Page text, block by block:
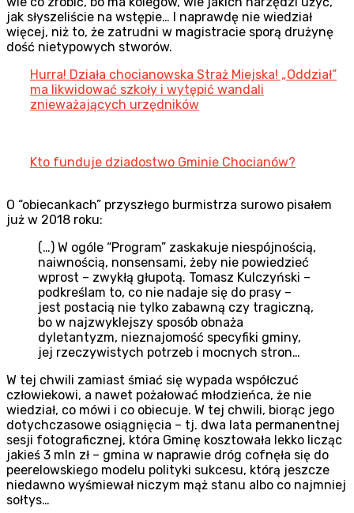
jak słyszeliście na wstępie… I naprawdę nie wiedział
więcej, niż to, że zatrudni w magistracie sporą drużynę
dość nietypowych stworów.
Hurra! Działa chocianowska Straż Miejska! „Oddział”
ma likwidować szkoły i wytępić wandali
znieważających urzędników
Kto funduje dziadostwo Gminie Chocianów?
O “obiecankach” przyszłego burmistrza surowo pisałem
już w 2018 roku:
(…) W ogóle “Program” zaskakuje niespójnością,
naiwnością, nonsensami, żeby nie powiedzieć
wprost – zwykłą głupotą. Tomasz Kulczyński –
podkreślam to, co nie nadaje się do prasy –
jest postacią nie tylko zabawną czy tragiczną,
bo w najzwyklejszy sposób obnaża
dyletantyzm, nieznajomość specyfiki gminy,
jej rzeczywistych potrzeb i mocnych stron…
W tej chwili zamiast śmiać się wypada współczuć
człowiekowi, a nawet pożałować młodzieńca, że nie
wiedział, co mówi i co obiecuje. W tej chwili, biorąc jego
dotychczasowe osiągnięcia – tj. dwa lata permanentnej
sesji fotograficznej, która Gminę kosztowała lekko licząc
jakieś 3 mln zł – gmina w naprawie dróg cofnęła się do
peerelowskiego modelu polityki sukcesu, którą jeszcze
niedawno wyśmiewał niczym mąż stanu albo co najmniej
sołtys…